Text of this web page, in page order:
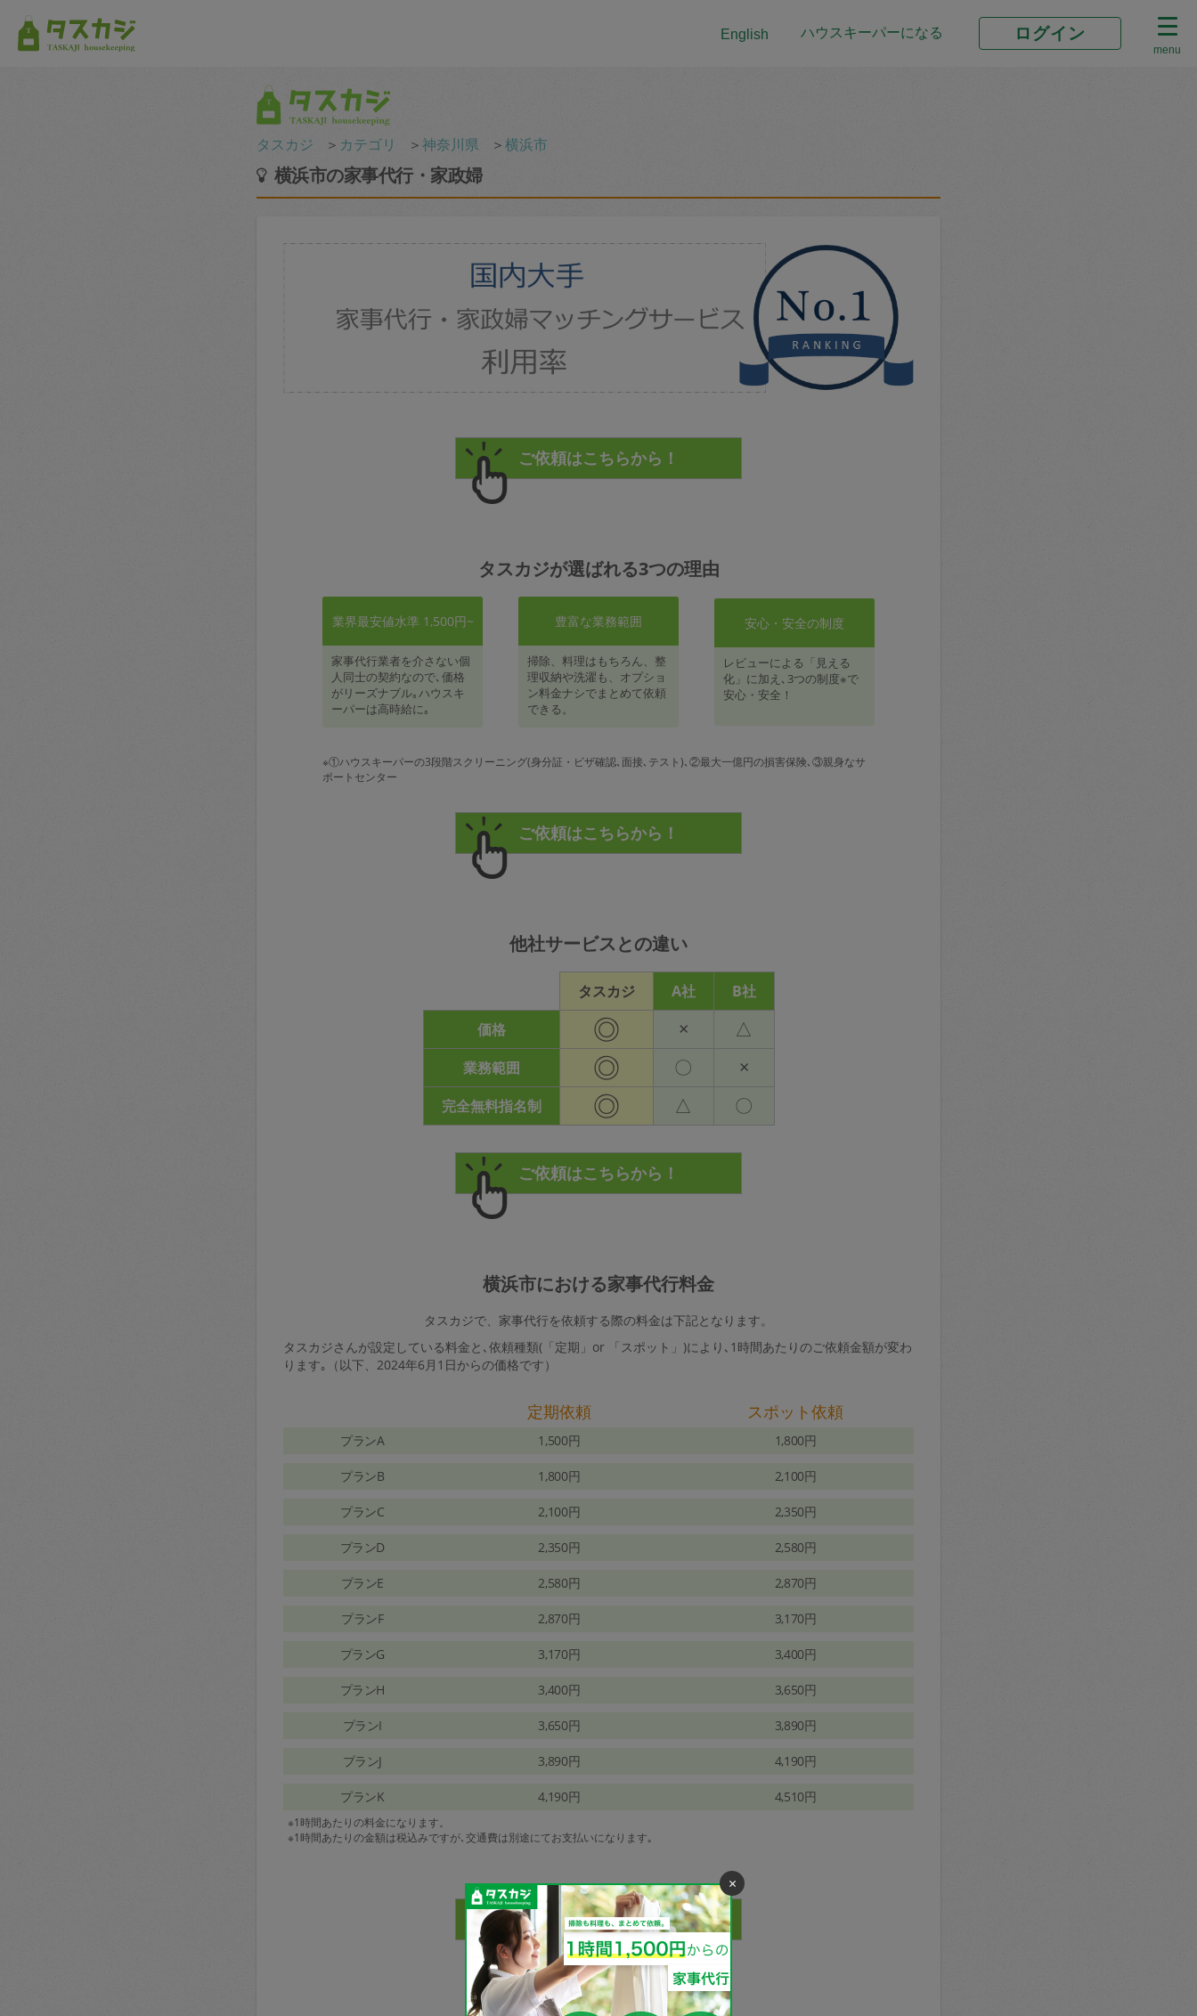
English ハウスキーパーになる ログイン
menu
タスカジ ＞ カテゴリ ＞神奈川県 ＞横浜市
横浜市の家事代行・家政婦
タスカジが選ばれる3つの理由
業界最安値水準 1,500円~
家事代行業者を介さない個
人同士の契約なので､価格
がリーズナブル｡ハウスキ
ーパーは高時給に｡
豊富な業務範囲
掃除、料理はもちろん、整
理収納や洗濯も、オプショ
ン料金ナシでまとめて依頼
できる。
安心・安全の制度
レビューによる「見える
化」に加え､3つの制度※で
安心・安全！
※①ハウスキーパーの3段階スクリーニング(身分証・ビザ確認､面接､テスト)､②最大一億円の損害保険､③親身なサ
ポートセンター
他社サービスとの違い
タスカジ A社
B社
価格
◎ × △
業務範囲 ◎ 〇 ×
完全無料指名制 ◎ △ 〇
横浜市における家事代行料金
タスカジで、家事代行を依頼する際の料金は下記となります。
タスカジさんが設定している料金と､依頼種類(「定期」or 「スポット」)により､1時間あたりのご依頼金額が変わ
ります｡（以下、2024年6月1日からの価格です）
定期依頼 スポット依頼
プランA 1,500円 1,800円
プランB 1,800円 2,100円
プランC 2,100円 2,350円
プランD 2,350円 2,580円
プランE 2,580円 2,870円
プランF 2,870円 3,170円
プランG 3,170円 3,400円
プランH 3,400円 3,650円
プランI 3,650円 3,890円
プランJ 3,890円 4,190円
プランK 4,190円 4,510円
※1時間あたりの料金になります。
※1時間あたりの金額は税込みですが､交通費は別途にてお支払いになります｡
×